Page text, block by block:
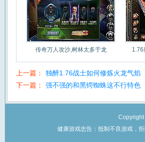
传奇万人攻沙,树林太多于龙 1.76
上一篇：
独醉1.76战士如何修炼火龙气焰
下一篇：
强不强的和黑锷蜘蛛这不行特色
Copyright
健康游戏忠告：抵制不良游戏，